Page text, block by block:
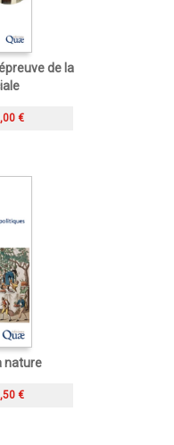
de la
€
nature
€